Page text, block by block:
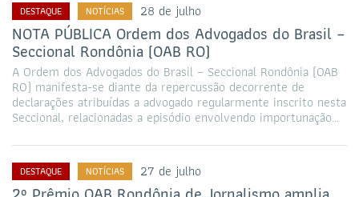
DESTAQUE NOTÍCIAS 28 de julho
NOTA PÚBLICA Ordem dos Advogados do Brasil –
Seccional Rondônia (OAB RO)
A Ordem dos Advogados do Brasil – Seccional Rondônia (OAB
RO) manifesta-se diante da repercussão decorrente de
declarações atribuídas a advogado regularmente inscrito nesta
Seccional, relacionadas a episódio envolvendo importunação…
DESTAQUE NOTÍCIAS 27 de julho